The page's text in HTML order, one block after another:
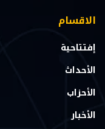
الاقسام
إفتتاحية
الأحداث
الأحزاب
الأخبار